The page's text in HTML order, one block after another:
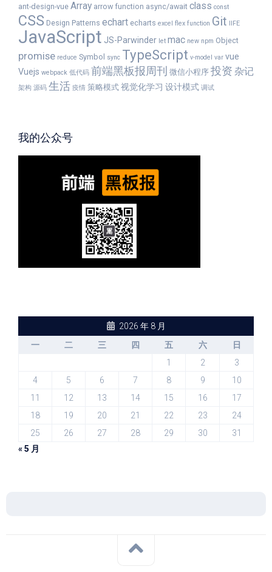
ant-design-vue Array arrow function async/await class const
CSS Design Patterns echart echarts excel flex function Git IIFE
JavaScript JS-Parwinder let mac new npm Object
promise reduce Symbol sync TypeScript v-model var vue
Vuejs webpack 低代码 前端黑板报周刊 微信小程序 投资 杂记
架构 源码 生活 疫情 策略模式 视觉化学习 设计模式 调试
我的公众号
2026 年 8 月
一
二 三 四 五 六
日
1
2
3
4
5 6 7 8 9
10
11
12 13 14 15 16
17
18
19 20 21 22 23
24
25
26 27 28 29 30
31
« 5 月